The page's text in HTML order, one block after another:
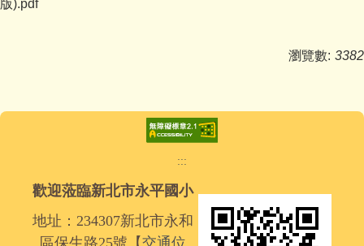
版).pdf
瀏覽數: 3382
:::
歡迎蒞臨新北市永平國小
地址：234307新北市永和
區保生路25號【交通位